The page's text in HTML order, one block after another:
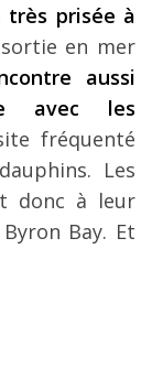
très prisée à
en mer
aussi
avec les
fréquenté
Les
donc à leur
Bay. Et